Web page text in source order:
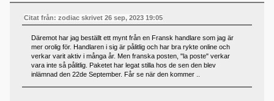
Citat från: zodiac skrivet 26 sep, 2023 19:05
Däremot har jag beställt ett mynt från en Fransk handlare som jag är
mer orolig för. Handlaren i sig är pålitlig och har bra rykte online och
verkar varit aktiv i många år. Men franska posten, "la poste" verkar
vara inte så pålitlig. Paketet har legat stilla hos de sen den blev
inlämnad den 22de September. Får se när den kommer ..